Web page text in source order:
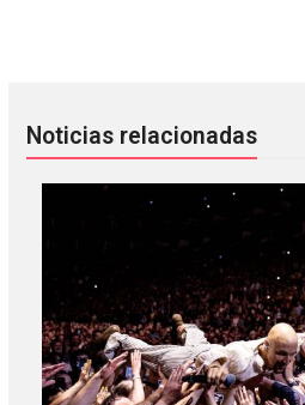
Noticias relacionadas